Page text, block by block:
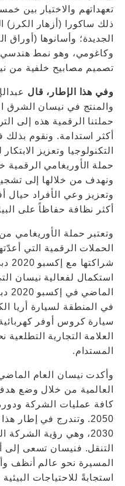
تعهداتهم والاختيار بين
ذلك ساكورا (أزهار الكرز)
الجديدة؛ وأسانوها (أوراق
وكاغومي، وهو نمط هندسي
تصميم مصابيح خلفية من
وفي هذا الإطار، قال
والمنتج في نيسان
حملتنا الرقمية هذه إلى
أكثر استدامة. ونقوم
التكنولوجيا وتعزيز
حملة الأوريغامي الرقمية
ونهدف من خلالها إلى
وتعزيز وعي الأفراد حيال
أكثر نظافة حفاظاً على
وتعتبر حملة
الحملات الرقمية التي
استكمال لفعالية نيسان
في المنطقة لسيارة أريا
سيارة كروس أوفر
العلامة التجارية
المستدام.
وأكدت نيسان العام الماضي
العالمية من خلال وضع
كافة عمليات الشركة
2050. وتندرج في إطار
2030، وهي رؤية
التنقل. فنيسان تسعى
المسيرة نحو عالم أنظف
استجابةً للاحتياجات